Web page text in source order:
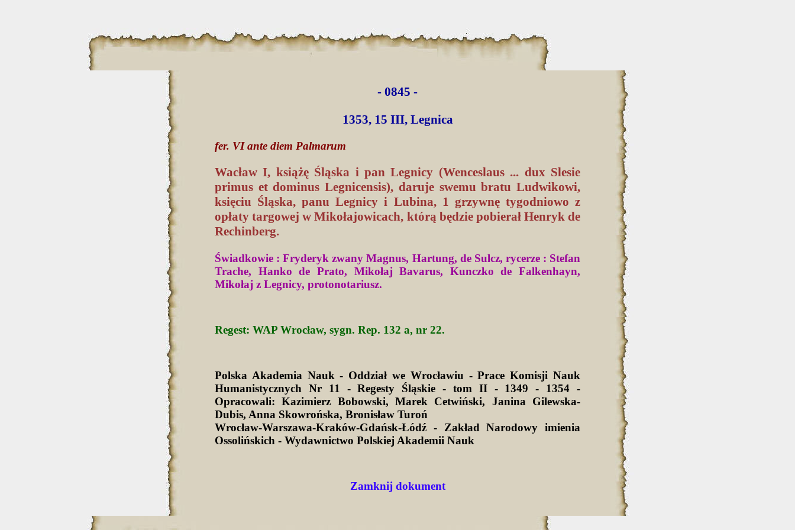
- 0845 -
1353, 15 III, Legnica
fer. VI ante diem Palmarum
Wacław I, książę Śląska i pan Legnicy (Wenceslaus ... dux Slesie
primus et dominus Legnicensis), daruje swemu bratu Ludwikowi,
księciu Śląska, panu Legnicy i Lubina, 1 grzywnę tygodniowo z
opłaty targowej w Mikołajowicach, którą będzie pobierał Henryk de
Rechinberg.
Świadkowie : Fryderyk zwany Magnus, Hartung, de Sulcz, rycerze : Stefan
Trache, Hanko de Prato, Mikołaj Bavarus, Kunczko de Falkenhayn,
Mikołaj z Legnicy, protonotariusz.
Regest: WAP Wrocław, sygn. Rep. 132 a, nr 22.
Polska Akademia Nauk - Oddział we Wrocławiu - Prace Komisji Nauk
Humanistycznych Nr 11 - Regesty Śląskie - tom II - 1349 - 1354 -
Opracowali: Kazimierz Bobowski, Marek Cetwiński, Janina Gilewska-
Dubis, Anna Skowrońska, Bronisław Turoń
Wrocław-Warszawa-Kraków-Gdańsk-Łódź - Zakład Narodowy imienia
Ossolińskich - Wydawnictwo Polskiej Akademii Nauk
Zamknij dokument